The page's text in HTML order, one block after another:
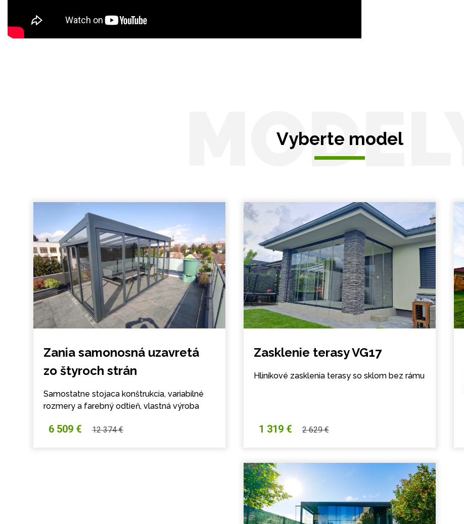
MODELY
Vyberte model
Zania samonosná uzavretá
zo štyroch strán
Samostatne stojaca konštrukcia, variabilné
rozmery a farebný odtieň, vlastná výroba
6 509 € 12 374 €
Zasklenie terasy VG17
Hliníkové zasklenia terasy so sklom bez rámu
1 319 € 2 629 €